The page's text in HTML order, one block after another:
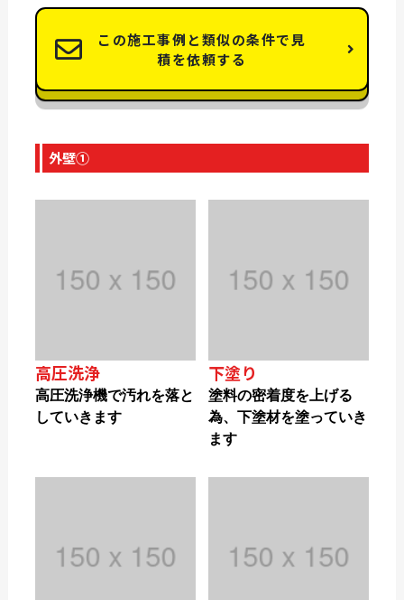
この施工事例と類似の条件で見
積を依頼する
外壁①
高圧洗浄
高圧洗浄機で汚れを落と
していきます
下塗り
塗料の密着度を上げる
為、下塗材を塗っていき
ます